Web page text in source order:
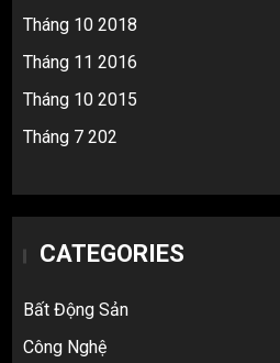
Tháng 10 2018
Tháng 11 2016
Tháng 10 2015
Tháng 7 202
CATEGORIES
Bất Động Sản
Công Nghệ